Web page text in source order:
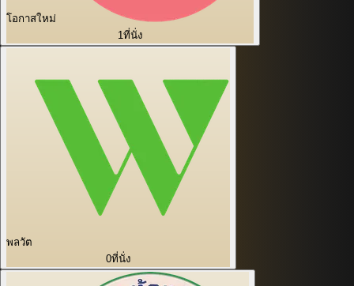
โอกาสใหม่
1ที่นั่ง
พลวัต
0ที่นั่ง